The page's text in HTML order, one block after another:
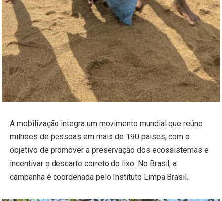
A mobilização integra um movimento mundial que reúne
milhões de pessoas em mais de 190 países, com o
objetivo de promover a preservação dos ecossistemas e
incentivar o descarte correto do lixo. No Brasil, a
campanha é coordenada pelo Instituto Limpa Brasil.